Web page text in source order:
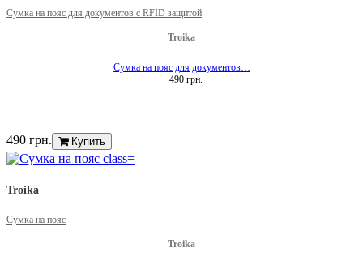
Сумка на пояс для документов с RFID защитой
Troika
Сумка на пояс для документов…
490 грн.
490 грн. Купить
Troika
Сумка на пояс
Troika